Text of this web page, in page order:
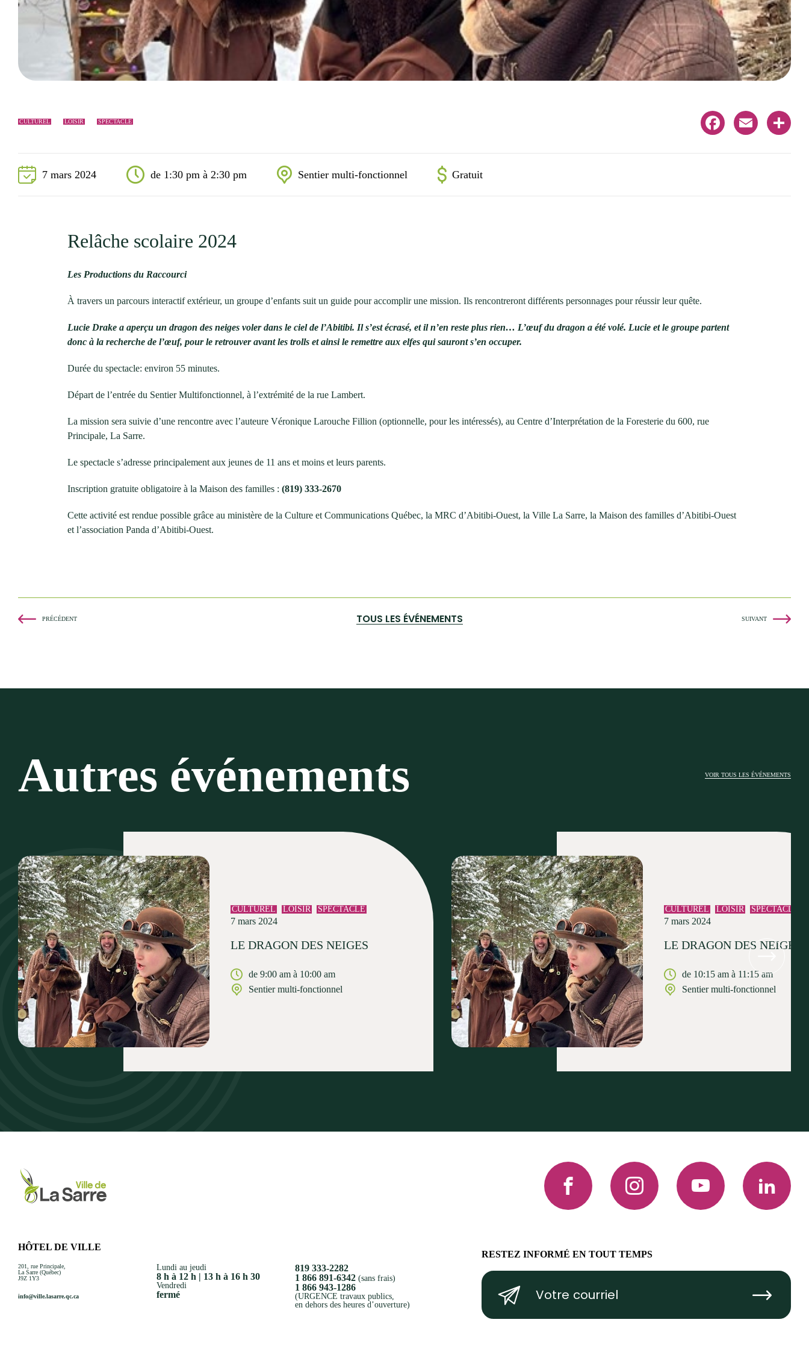
Événements
Nouveaux résidents
Accessibilité universelle
La Sarre, ville familiale
Répertoire des organismes
CULTUREL LOISIR
SPECTACLE
Facebook
Email Share
7 mars 2024 de 1:30 pm à 2:30 pm Sentier multi-fonctionnel Gratuit
Relâche scolaire 2024
Les Productions du Raccourci
À travers un parcours interactif extérieur, un groupe d’enfants suit un guide pour accomplir une mission. Ils rencontreront différents personnages pour réussir leur quête.
Lucie Drake a aperçu un dragon des neiges voler dans le ciel de l’Abitibi. Il s’est écrasé, et il n’en reste plus rien… L’œuf du dragon a été volé. Lucie et le groupe partent
donc à la recherche de l’œuf, pour le retrouver avant les trolls et ainsi le remettre aux elfes qui sauront s’en occuper.
Durée du spectacle: environ 55 minutes.
Départ de l’entrée du Sentier Multifonctionnel, à l’extrémité de la rue Lambert.
La mission sera suivie d’une rencontre avec l’auteure Véronique Larouche Fillion (optionnelle, pour les intéressés), au Centre d’Interprétation de la Foresterie du 600, rue
Principale, La Sarre.
Le spectacle s’adresse principalement aux jeunes de 11 ans et moins et leurs parents.
Inscription gratuite obligatoire à la Maison des familles : (819) 333-2670
Cette activité est rendue possible grâce au ministère de la Culture et Communications Québec, la MRC d’Abitibi-Ouest, la Ville La Sarre, la Maison des familles d’Abitibi-Ouest
et l’association Panda d’Abitibi-Ouest.
PRÉCÉDENT TOUS LES ÉVÉNEMENTS SUIVANT
Autres événements VOIR TOUS LES ÉVÉNEMENTS
CULTUREL LOISIR SPECTACLE
7 mars 2024
LE DRAGON DES NEIGES
de 9:00 am à 10:00 am
Sentier multi-fonctionnel
CULTUREL LOISIR SPECTACLE
7 mars 2024
LE DRAGON DES NEIGES
de 10:15 am à 11:15 am
Sentier multi-fonctionnel
HÔTEL DE VILLE
201, rue Principale,
La Sarre (Québec)
J9Z 1Y3
info@ville.lasarre.qc.ca
Lundi au jeudi
8 h à 12 h | 13 h à 16 h 30
Vendredi
fermé
819 333-2282
1 866 891-6342 (sans frais)
1 866 943-1286
(URGENCE travaux publics,
en dehors des heures d’ouverture)
RESTEZ INFORMÉ EN TOUT TEMPS
Votre
courriel
(Nécessaire)
Submit
FacebookInstagramYouTube LinkedIn